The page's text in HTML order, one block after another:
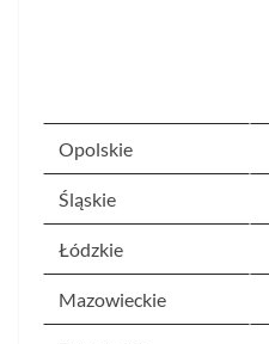
Opolskie
Śląskie
Łódzkie
Mazowieckie